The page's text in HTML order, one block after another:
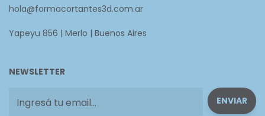
hola@formacortantes3d.com.ar
Yapeyu 856 | Merlo | Buenos Aires
NEWSLETTER